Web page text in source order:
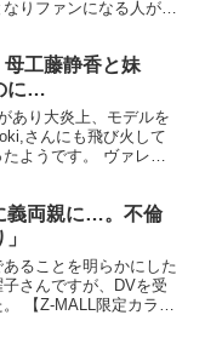
りファンになる人が続
工藤静香と妹
に…
あり大炎上、モデルを
さんにも飛び火して
ようです。 ヴァレン
義両親に…。不倫
ることを明らかにした
さんですが、DVを受
【Z-MALL限定カラ